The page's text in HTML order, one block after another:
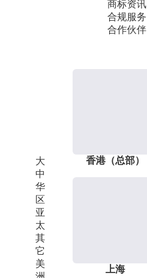
商标资讯
合规服务
合作伙伴
大
中
华
区
亚
太
其
它
美
香港（总部）
上海